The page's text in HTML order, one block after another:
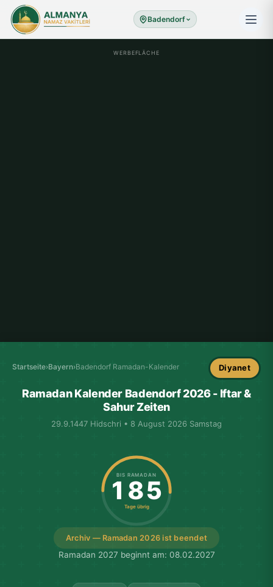
Badendorf
WERBEFLÄCHE
Startseite›Bayern›Badendorf Ramadan-Kalender Diyanet
Ramadan Kalender Badendorf 2026 - Iftar &
Sahur Zeiten
29.9.1447 Hidschri • 8 August 2026 Samstag
Archiv — Ramadan 2026 ist beendet
BIS RAMADAN
185
Tage übrig
Ramadan 2027 beginnt am: 08.02.2027